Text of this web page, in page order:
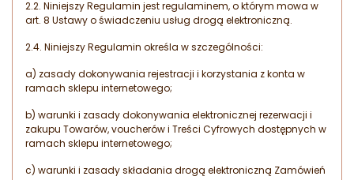
2.2. Niniejszy Regulamin jest regulaminem, o którym mowa w
art. 8 Ustawy o świadczeniu usług drogą elektroniczną.
2.4. Niniejszy Regulamin określa w szczególności:
a) zasady dokonywania rejestracji i korzystania z konta w
ramach sklepu internetowego;
b) warunki i zasady dokonywania elektronicznej rezerwacji i
zakupu Towarów, voucherów i Treści Cyfrowych dostępnych w
ramach sklepu internetowego;
c) warunki i zasady składania drogą elektroniczną Zamówień